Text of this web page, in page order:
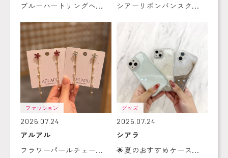
ブルーハートリングへ...
シアーリボンバンスク...
ファッション
2026.07.24
アルアル
フラワーパールチェー...
グッズ
2026.07.24
シアラ
🌟夏のおすすめケース...